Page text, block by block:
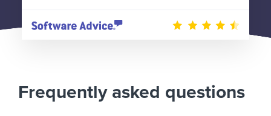
Frequently asked questions